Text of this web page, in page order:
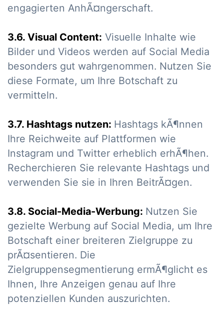
engagierten AnhÃ¤ngerschaft.
3.6. Visual Content: Visuelle Inhalte wie
Bilder und Videos werden auf Social Media
besonders gut wahrgenommen. Nutzen Sie
diese Formate, um Ihre Botschaft zu
vermitteln.
3.7. Hashtags nutzen: Hashtags kÃ¶nnen
Ihre Reichweite auf Plattformen wie
Instagram und Twitter erheblich erhÃ¶hen.
Recherchieren Sie relevante Hashtags und
verwenden Sie sie in Ihren BeitrÃ¤gen.
3.8. Social-Media-Werbung: Nutzen Sie
gezielte Werbung auf Social Media, um Ihre
Botschaft einer breiteren Zielgruppe zu
prÃ¤sentieren. Die
Zielgruppensegmentierung ermÃ¶glicht es
Ihnen, Ihre Anzeigen genau auf Ihre
potenziellen Kunden auszurichten.